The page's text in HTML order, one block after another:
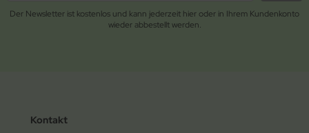
Der Newsletter ist kostenlos und kann jederzeit hier oder in Ihrem Kundenkonto
wieder abbestellt werden.
Kontakt